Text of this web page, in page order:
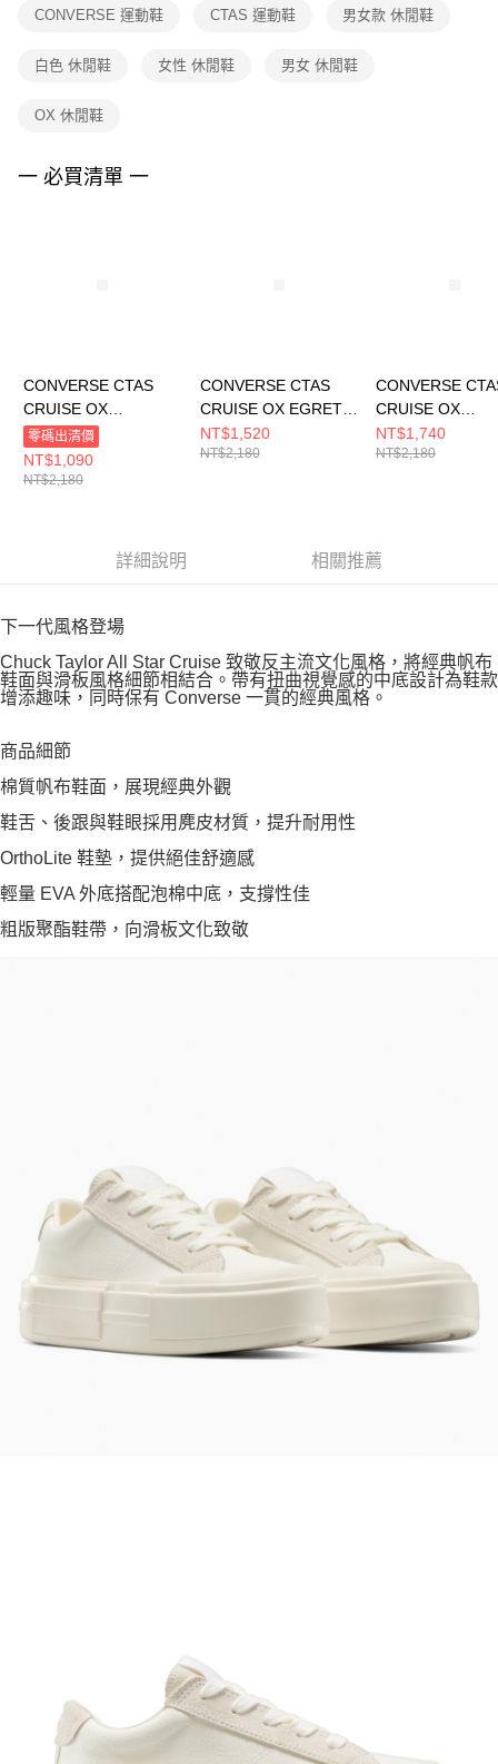
１．透過由恩沛科技股份有限公司提供之「AFTEE先享後付」服務完成之交
權轉讓予恩沛科技股份有限公司。
３．未成年的使用者請事先徵得法定代理人或監護人之同意方可使用
４．使用「AFTEE先享後付」時，將依據個別帳號之用戶狀況，依本公司即
CONVERSE 運動鞋 CTAS 運動鞋 男女款 休閒鞋
白色 休閒鞋 女性 休閒鞋 男女 休閒鞋
OX 休閒鞋
一 必買清單 一
CONVERSE CTAS
CRUISE OX
HERBY/EGRET/WHIT
E 男女 休閒鞋
A09842C
零碼出清價
NT$1,090
NT$2,180
CONVERSE CTAS
CRUISE OX EGRET
男女 休閒鞋 A08788C
NT$1,520
NT$2,180
CONVERSE
CRUISE OX
BLACK/EGRET/
K 男女 休閒鞋
NT$1,740
NT$2,180
詳細說明 相關推薦
下一代風格登場
Chuck Taylor All Star Cruise 致敬反主流文化風格，將經典帆布
鞋面與滑板風格細節相結合。帶有扭曲視覺感的中底設計為鞋款
增添趣味，同時保有 Converse 一貫的經典風格。
商品細節
棉質帆布鞋面，展現經典外觀
鞋舌、後跟與鞋眼採用麂皮材質，提升耐用性
OrthoLite 鞋墊，提供絕佳舒適感
輕量 EVA 外底搭配泡棉中底，支撐性佳
粗版聚酯鞋帶，向滑板文化致敬